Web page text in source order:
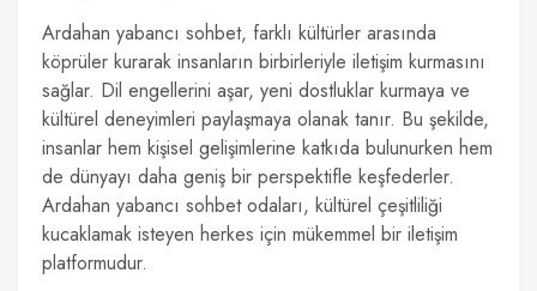
Ardahan yabancı sohbet, farklı kültürler arasında
köprüler kurarak insanların birbirleriyle iletişim kurmasını
sağlar. Dil engellerini aşar, yeni dostluklar kurmaya ve
kültürel deneyimleri paylaşmaya olanak tanır. Bu şekilde,
insanlar hem kişisel gelişimlerine katkıda bulunurken hem
de dünyayı daha geniş bir perspektifle keşfederler.
Ardahan yabancı sohbet odaları, kültürel çeşitliliği
kucaklamak isteyen herkes için mükemmel bir iletişim
platformudur.